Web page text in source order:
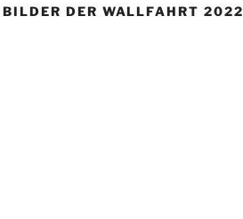
BILDER DER WALLFAHRT 2022